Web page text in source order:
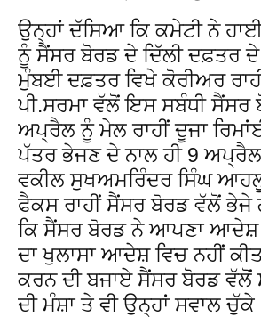
ਉਨ੍ਹਾਂ ਦੱਸਿਆ ਕਿ ਕਮੇਟੀ ਨੇ
ਨੂੰ ਸੈਂਸਰ ਬੋਰਡ ਦੇ ਦਿੱਲੀ ਦਫ਼ਤਰ
ਮੁੰਬਈ ਦਫ਼ਤਰ ਵਿਖੇ ਕੋਰੀਅਰ
ਪੀ.ਸਰਮਾ ਵੱਲੋਂ ਇਸ ਸਬੰਧੀ
ਅਪ੍ਰੈਲ ਨੂੰ ਮੇਲ ਰਾਹੀਂ ਦੂਜਾ
ਪੱਤਰ ਭੇਜਣ ਦੇ ਨਾਲ ਹੀ 9
ਵਕੀਲ ਸੁਖਅਮਰਿੰਦਰ ਸਿੰਘ
ਫੈਕਸ ਰਾਹੀਂ ਸੈਂਸਰ ਬੋਰਡ ਵੱਲੋਂ
ਕਿ ਸੈਂਸਰ ਬੋਰਡ ਨੇ ਆਪਣਾ ਆਦੇਸ਼
ਦਾ ਖੁਲਾਸਾ ਆਦੇਸ਼ ਵਿਚ ਨਹੀਂ
ਕਰਨ ਦੀ ਬਜਾਏ ਸੈਂਸਰ ਬੋਰਡ ਵੱਲੋਂ
ਦੀ ਮੰਸ਼ਾ ਤੇ ਵੀ ਉਨ੍ਹਾਂ ਸਵਾਲ